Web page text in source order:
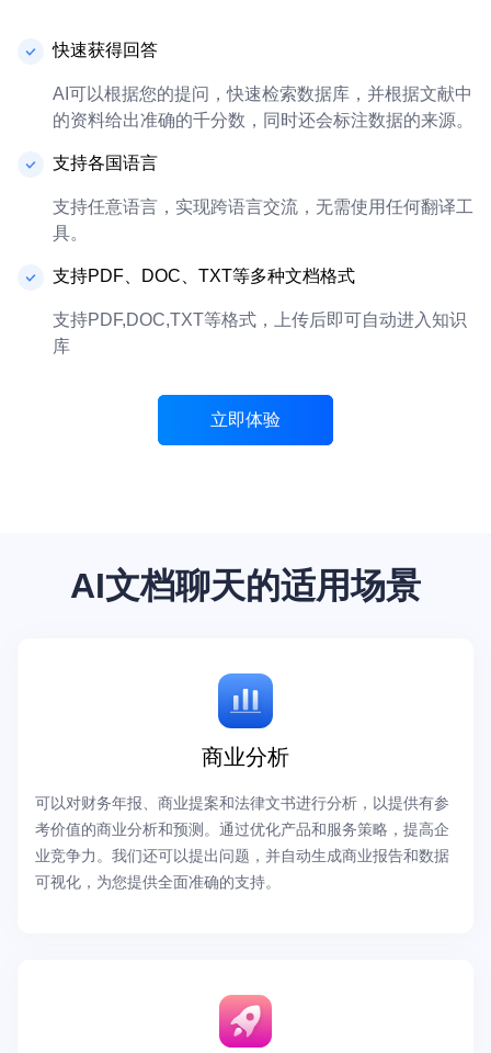
快速获得回答
AI可以根据您的提问，快速检索数据库，并根据文献中
的资料给出准确的千分数，同时还会标注数据的来源。
支持各国语言
支持任意语言，实现跨语言交流，无需使用任何翻译工
具。
支持PDF、DOC、TXT等多种文档格式
支持PDF,DOC,TXT等格式，上传后即可自动进入知识
库
立即体验
AI文档聊天的适用场景
商业分析
可以对财务年报、商业提案和法律文书进行分析，以提供有参
考价值的商业分析和预测。通过优化产品和服务策略，提高企
业竞争力。我们还可以提出问题，并自动生成商业报告和数据
可视化，为您提供全面准确的支持。